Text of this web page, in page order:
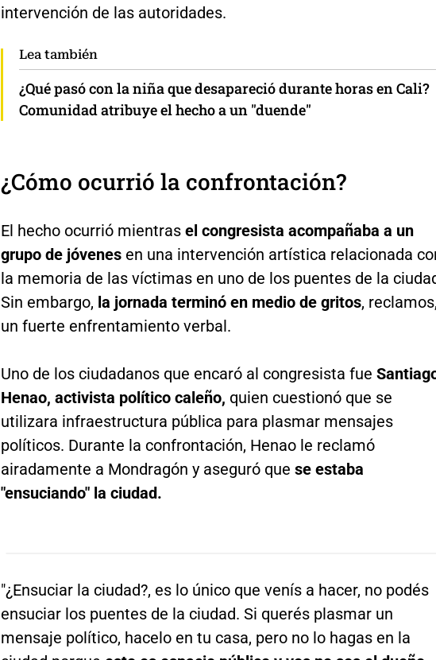
intervención de las autoridades.
Lea también
¿Qué pasó con la niña que desapareció durante horas en Cali?
Comunidad atribuye el hecho a un "duende"
¿Cómo ocurrió la confrontación?
El hecho ocurrió mientras el congresista acompañaba a un
grupo de jóvenesen una intervención artística relacionada
la memoria de las víctimas en uno de los puentes de la
Sin embargo, la jornada terminó en medio de gritos,
un fuerte enfrentamiento verbal.
Uno de los ciudadanos que encaró al congresista fue
Henao, activista político caleño, quien cuestionó que se
utilizara infraestructura pública para plasmar mensajes
políticos. Durante la confrontación, Henao le reclamó
airadamente a Mondragón y aseguró que se estaba
"ensuciando" la ciudad.
"¿Ensuciar la ciudad?, es lo único que venís a hacer, no podés
ensuciar los puentes de la ciudad. Si querés plasmar un
mensaje político, hacelo en tu casa, pero no lo hagas en la